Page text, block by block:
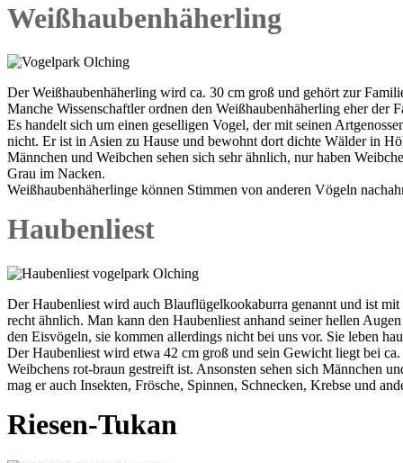
Weißhaubenhäherling
Der Weißhaubenhäherling wird ca. 30 cm groß und gehört zur
Manche Wissenschaftler ordnen den Weißhaubenhäherling eher der
Es handelt sich um einen geselligen Vogel, der mit seinen
nicht. Er ist in Asien zu Hause und bewohnt dort dichte Wälder in
Männchen und Weibchen sehen sich sehr ähnlich, nur haben
Grau im Nacken.
Weißhaubenhäherlinge können Stimmen von anderen Vögeln
Haubenliest
Der Haubenliest wird auch Blauflügelkookaburra genannt und ist
recht ähnlich. Man kann den Haubenliest anhand seiner hellen
den Eisvögeln, sie kommen allerdings nicht bei uns vor. Sie leben
Der Haubenliest wird etwa 42 cm groß und sein Gewicht liegt bei
Weibchens rot-braun gestreift ist. Ansonsten sehen sich Männchen
mag er auch Insekten, Frösche, Spinnen, Schnecken, Krebse und
Riesen-Tukan